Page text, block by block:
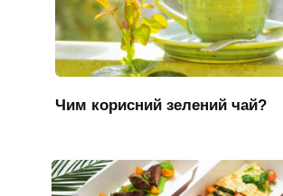
Чим корисний зелений чай?